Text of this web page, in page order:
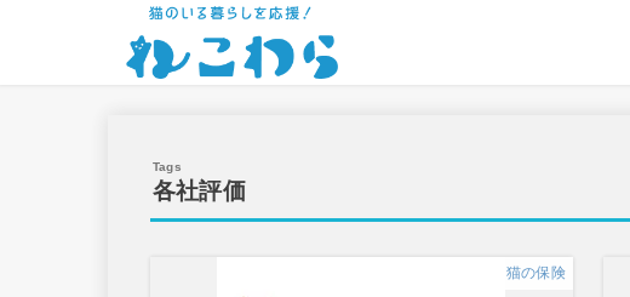
各社評価
猫の保険